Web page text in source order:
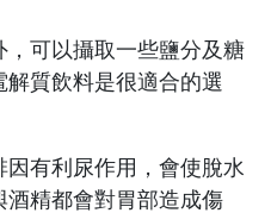
，可以攝取一些鹽分及糖
質飲料是很適合的選
有利尿作用，會使脫水
精都會對胃部造成傷